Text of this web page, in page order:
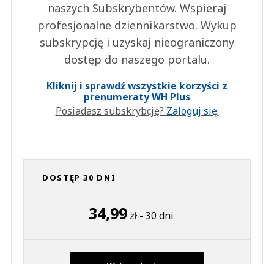
naszych Subskrybentów. Wspieraj
profesjonalne dziennikarstwo. Wykup
subskrypcję i uzyskaj nieograniczony
dostęp do naszego portalu.
Kliknij i sprawdź wszystkie korzyści z
prenumeraty WH Plus
Posiadasz subskrybcję? Zaloguj się.
DOSTĘP 30 DNI
34,99 zł - 30 dni